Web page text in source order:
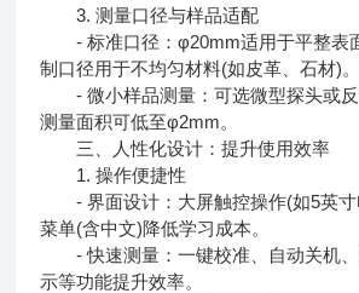
3. 测量口径与样品适配
- 标准口径：φ20mm适用于平整表
制口径用于不均匀材料(如皮革、石材)。
- 微小样品测量：可选微型探头或反
测量面积可低至φ2mm。
三、人性化设计：提升使用效率
1. 操作便捷性
- 界面设计：大屏触控操作(如5英寸
菜单(含中文)降低学习成本。
- 快速测量：一键校准、自动关机、
示等功能提升效率。